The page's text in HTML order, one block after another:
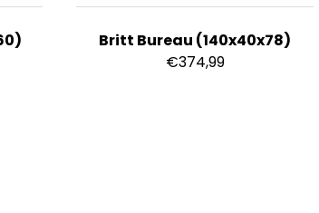
Britt Bureau (140x40x78)
€374,99